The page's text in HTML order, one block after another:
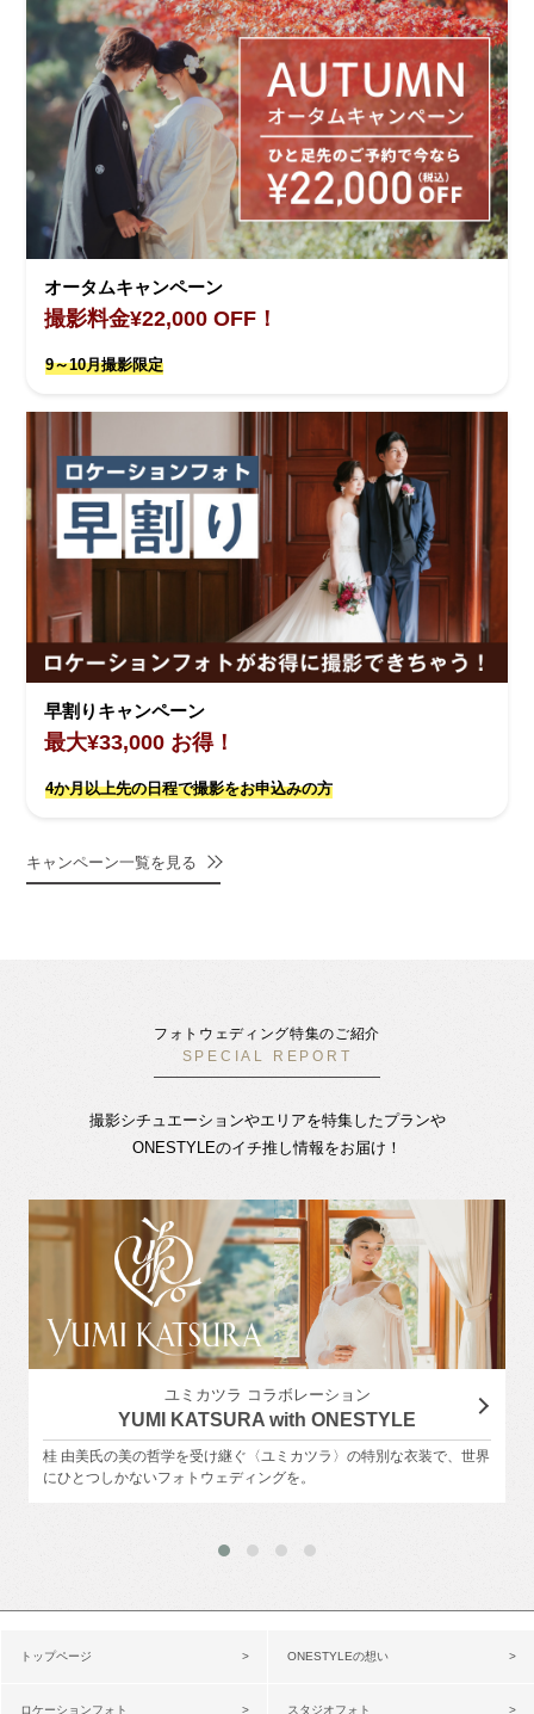
オータムキャンペーン
撮影料金¥22,000 OFF！
9～10月撮影限定
早割りキャンペーン
最大¥33,000 お得！
4か月以上先の日程で撮影をお申込みの方
キャンペーン一覧を見る
フォトウェディング特集のご紹介
SPECIAL REPORT
撮影シチュエーションやエリアを特集したプランや
ONESTYLEのイチ推し情報をお届け！
ユミカツラ コラボレーション
YUMI KATSURA with ONESTYLE
桂 由美氏の美の哲学を受け継ぐ〈ユミカツラ〉の特別な衣装で、世界
にひとつしかないフォトウェディングを。
トップページ ONESTYLEの想い
ロケーションフォト スタジオフォト